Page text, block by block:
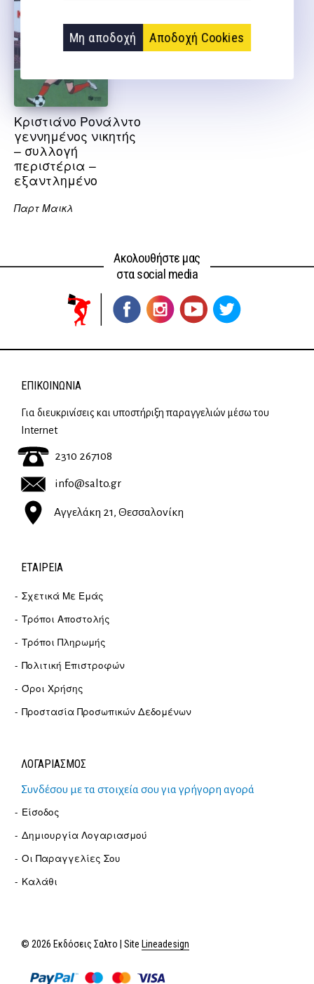
Μη αποδοχή Αποδοχή Cookies
Κριστιάνο Ρονάλντο
γεννημένος νικητής
– συλλογή
περιστέρια –
εξαντλημένο
Παρτ Μαικλ
Ακολουθήστε μας
στα social media
ΕΠΙΚΟΙΝΩΝΊΑ
Για διευκρινίσεις και υποστήριξη παραγγελιών μέσω του
Internet
2310 267108
info@salto.gr
Αγγελάκη 21, Θεσσαλονίκη
ΕΤΑΙΡΕΊΑ
Σχετικά Με Εμάς
Τρόποι Αποστολής
Τρόποι Πληρωμής
Πολιτική Επιστροφών
Όροι Χρήσης
Προστασία Προσωπικών Δεδομένων
ΛΟΓΑΡΙΑΣΜΟΣ
Συνδέσου με τα στοιχεία σου για γρήγορη αγορά
Είσοδος
Δημιουργία Λογαριασμού
Οι Παραγγελίες Σου
Καλάθι
© 2026 Εκδόσεις Σαλτο | Site Lineadesign